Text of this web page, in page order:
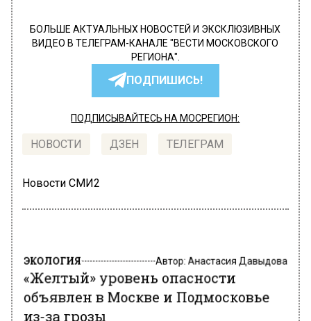
БОЛЬШЕ АКТУАЛЬНЫХ НОВОСТЕЙ И ЭКСКЛЮЗИВНЫХ
ВИДЕО В ТЕЛЕГРАМ-КАНАЛЕ "ВЕСТИ МОСКОВСКОГО
РЕГИОНА".
ПОДПИШИСЬ!
ПОДПИСЫВАЙТЕСЬ НА МОСРЕГИОН:
НОВОСТИ ДЗЕН ТЕЛЕГРАМ
Новости СМИ2
ЭКОЛОГИЯ Автор: Анастасия Давыдова
«Желтый» уровень опасности
объявлен в Москве и Подмосковье
из-за грозы